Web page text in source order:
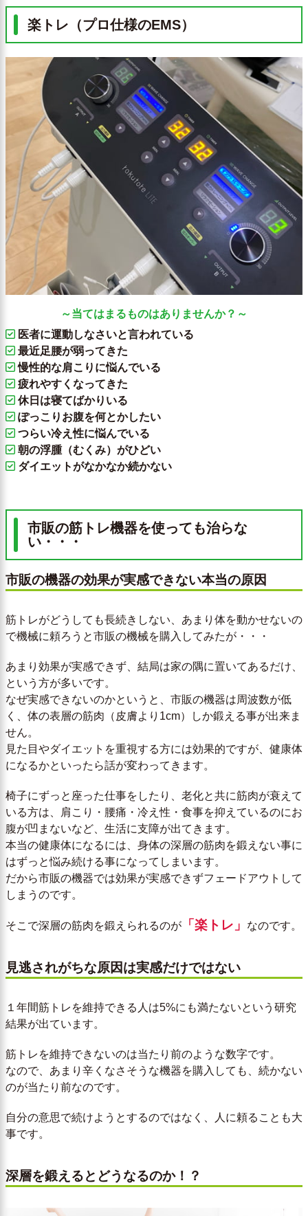
楽トレ（プロ仕様のEMS）
～当てはまるものはありませんか？～
医者に運動しなさいと言われている
最近足腰が弱ってきた
慢性的な肩こりに悩んでいる
疲れやすくなってきた
休日は寝てばかりいる
ぽっこりお腹を何とかしたい
つらい冷え性に悩んでいる
朝の浮腫（むくみ）がひどい
ダイエットがなかなか続かない
市販の筋トレ機器を使っても治らな
い・・・
市販の機器の効果が実感できない本当の原因
筋トレがどうしても長続きしない、あまり体を動かせないの
で機械に頼ろうと市販の機械を購入してみたが・・・
あまり効果が実感できず、結局は家の隅に置いてあるだけ、
という方が多いです。
なぜ実感できないのかというと、市販の機器は周波数が低
く、体の表層の筋肉（皮膚より1cm）しか鍛える事が出来ま
せん。
見た目やダイエットを重視する方には効果的ですが、健康体
になるかといったら話が変わってきます。
椅子にずっと座った仕事をしたり、老化と共に筋肉が衰えて
いる方は、肩こり・腰痛・冷え性・食事を抑えているのにお
腹が凹まないなど、生活に支障が出てきます。
本当の健康体になるには、身体の深層の筋肉を鍛えない事に
はずっと悩み続ける事になってしまいます。
だから市販の機器では効果が実感できずフェードアウトして
しまうのです。
そこで深層の筋肉を鍛えられるのが 「楽トレ」 なのです。
見逃されがちな原因は実感だけではない
１年間筋トレを維持できる人は5%にも満たないという研究
結果が出ています。
筋トレを維持できないのは当たり前のような数字です。
なので、あまり辛くなさそうな機器を購入しても、続かない
のが当たり前なのです。
自分の意思で続けようとするのではなく、人に頼ることも大
事です。
深層を鍛えるとどうなるのか！？